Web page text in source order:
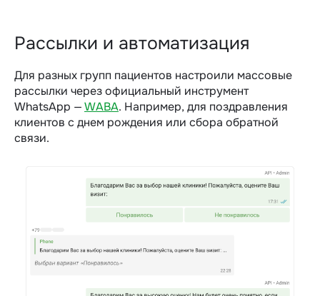
Рассылки и автоматизация
Для разных групп пациентов настроили массовые
рассылки через официальный инструмент
WhatsApp —WABA. Например, для поздравления
клиентов с днем рождения или сбора обратной
связи.